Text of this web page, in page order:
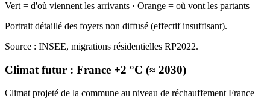
Vert = d'où viennent les arrivants · Orange = où vont les partants
Portrait détaillé des foyers non diffusé (effectif insuffisant).
Source : INSEE, migrations résidentielles RP2022.
Climat futur : France +2 °C (≈ 2030)
Climat projeté de la commune au niveau de réchauffement France